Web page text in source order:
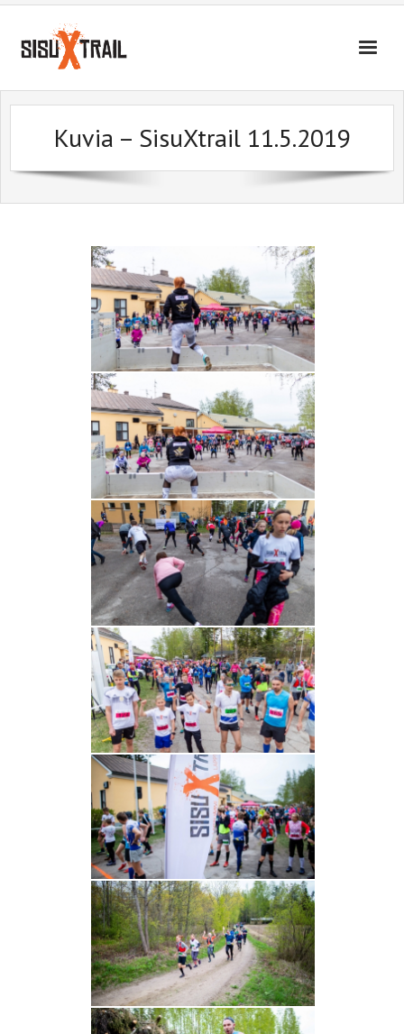
SisuXtrail
Tietoa tapahtumasta
Ota yhteyttä
Kuvia – SisuXtrail 11.5.2019